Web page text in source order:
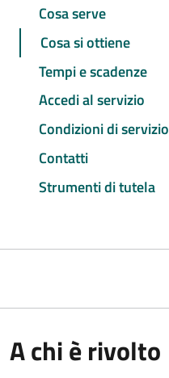
Cosa serve
Cosa si ottiene
Tempi e scadenze
Accedi al servizio
Condizioni di servizio
Contatti
Strumenti di tutela
A chi è rivolto